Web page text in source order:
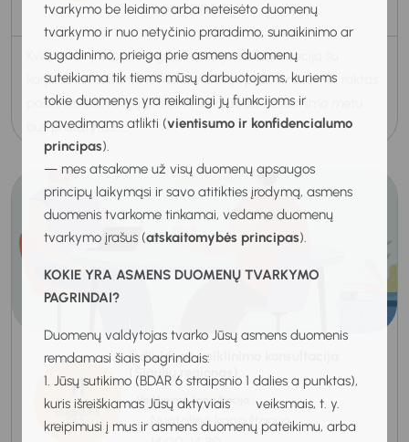
tvarkymo be leidimo arba neteisėto duomenų
tvarkymo ir nuo netyčinio praradimo, sunaikinimo ar
sugadinimo, prieiga prie asmens duomenų
suteikiama tik tiems mūsų darbuotojams, kuriems
tokie duomenys yra reikalingi jų funkcijoms ir
pavedimams atlikti (vientisumo ir konfidencialumo
principas).
— mes atsakome už visų duomenų apsaugos
principų laikymąsi ir savo atitikties įrodymą, asmens
duomenis tvarkome tinkamai, vedame duomenų
tvarkymo įrašus (atskaitomybės principas).
KOKIE YRA ASMENS DUOMENŲ TVARKYMO
PAGRINDAI?
Duomenų valdytojas tvarko Jūsų asmens duomenis
remdamasi šiais pagrindais:
1. Jūsų sutikimo (BDAR 6 straipsnio 1 dalies a punktas),
kuris išreiškiamas Jūsų aktyviais veiksmais, t. y.
kreipimusi į mus ir asmens duomenų pateikimu, arba
11:00-12:00
Kviečiame į nuotolinę grupinę karjeros konsultaciją su
karjeros konsultante iš Molėtų. Savęs pažinimas – tai raktas
pasirinkti sėkmingą profesinį kelią, todėl užsiėmimo metu
bus pristatytas: ...
11
Rugpjūtis
2026
Individuali veiklinimo konsultacija
(Šiaulių regionas)
Veiklinimo konsultacija
Nuotolinė konsultacija